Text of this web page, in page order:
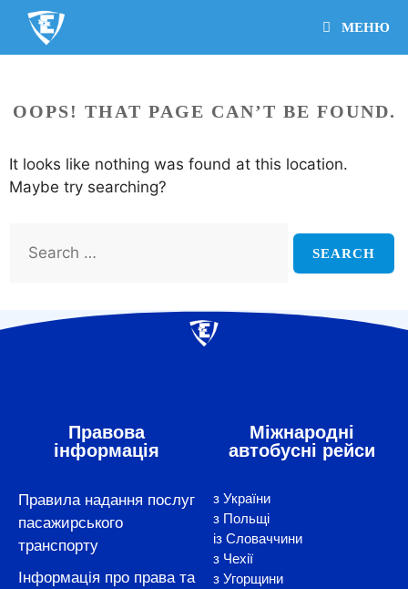
МЕНЮ
OOPS! THAT PAGE CAN’T BE FOUND.
It looks like nothing was found at this location.
Maybe try searching?
Правова
інформація
Правила надання послуг
пасажирського
транспорту
Інформація про права та
Міжнародні
автобусні рейси
з України
з Польщі
із Словаччини
з Чехії
з Угорщини